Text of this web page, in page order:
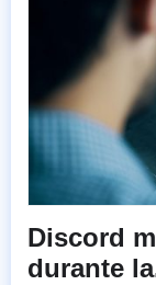
Discord
durante